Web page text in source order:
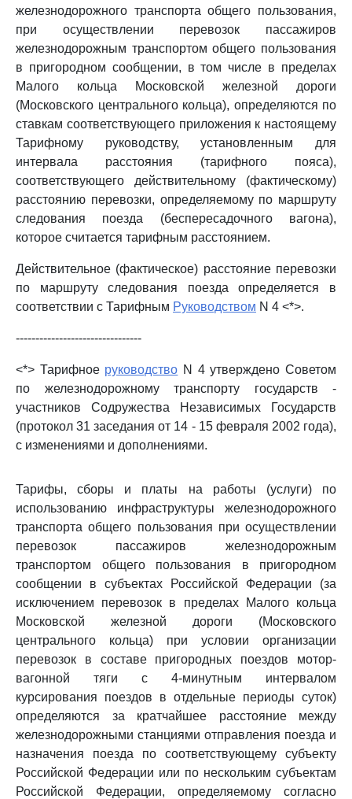
железнодорожного транспорта общего пользования,
при осуществлении перевозок пассажиров
железнодорожным транспортом общего пользования
в пригородном сообщении, в том числе в пределах
Малого кольца Московской железной дороги
(Московского центрального кольца), определяются по
ставкам соответствующего приложения к настоящему
Тарифному руководству, установленным для
интервала расстояния (тарифного пояса),
соответствующего действительному (фактическому)
расстоянию перевозки, определяемому по маршруту
следования поезда (беспересадочного вагона),
которое считается тарифным расстоянием.
Действительное (фактическое) расстояние перевозки
по маршруту следования поезда определяется в
соответствии с Тарифным Руководством N 4 <*>.
--------------------------------
<*> Тарифное руководство N 4 утверждено Советом
по железнодорожному транспорту государств -
участников Содружества Независимых Государств
(протокол 31 заседания от 14 - 15 февраля 2002 года),
с изменениями и дополнениями.
Тарифы, сборы и платы на работы (услуги) по
использованию инфраструктуры железнодорожного
транспорта общего пользования при осуществлении
перевозок пассажиров железнодорожным
транспортом общего пользования в пригородном
сообщении в субъектах Российской Федерации (за
исключением перевозок в пределах Малого кольца
Московской железной дороги (Московского
центрального кольца) при условии организации
перевозок в составе пригородных поездов мотор-
вагонной тяги с 4-минутным интервалом
курсирования поездов в отдельные периоды суток)
определяются за кратчайшее расстояние между
железнодорожными станциями отправления поезда и
назначения поезда по соответствующему субъекту
Российской Федерации или по нескольким субъектам
Российской Федерации, определяемому согласно